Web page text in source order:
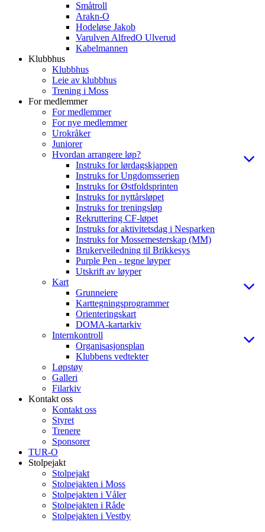
Småtroll
Arakn-O
Hodeløse Jakob
Varulven AlfredO Ulverud
Kabelmannen
Klubbhus
Klubbhus
Leie av klubbhus
Trening i Moss
For medlemmer
For medlemmer
For nye medlemmer
Urokråker
Juniorer
Hvordan arrangere løp?
Instruks for lørdagskjappen
Instruks for Ungdomsserien
Instruks for Østfoldsprinten
Instruks for nyttårsløpet
Instruks for treningsløp
Rekruttering CF-løpet
Instruks for aktivitetsdag i Nesparken
Instruks for Mossemesterskap (MM)
Brukerveiledning til Brikkesys
Purple Pen - tegne løyper
Utskrift av løyper
Kart
Grunneiere
Karttegningsprogrammer
Orienteringskart
DOMA-kartarkiv
Internkontroll
Organisasjonsplan
Klubbens vedtekter
Løpstøy
Galleri
Filarkiv
Kontakt oss
Kontakt oss
Styret
Trenere
Sponsorer
TUR-O
Stolpejakt
Stolpejakt
Stolpejakten i Moss
Stolpejakten i Våler
Stolpejakten i Råde
Stolpejakten i Vestby